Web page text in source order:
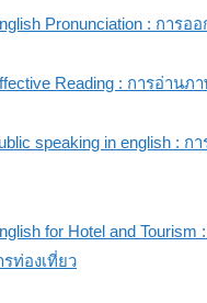
Pronunciation : การอ
Reading : การอ่านภ
speaking in english :
for Hotel and
ท่องเที่ยว